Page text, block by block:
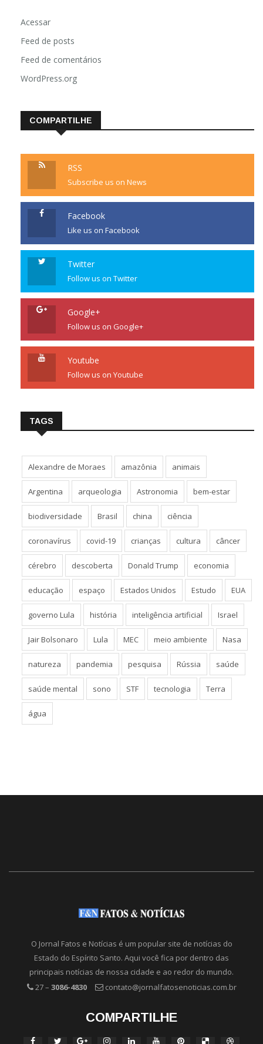
Acessar
Feed de posts
Feed de comentários
WordPress.org
COMPARTILHE
RSS
Subscribe us on News
Facebook
Like us on Facebook
Twitter
Follow us on Twitter
Google+
Follow us on Google+
Youtube
Follow us on Youtube
TAGS
Alexandre de Moraes amazônia animais
Argentina arqueologia Astronomia bem-estar
biodiversidade Brasil china ciência
coronavírus covid-19 crianças cultura câncer
cérebro descoberta Donald Trump economia
educação espaço Estados Unidos Estudo EUA
governo Lula história inteligência artificial Israel
Jair Bolsonaro Lula MEC meio ambiente Nasa
natureza pandemia pesquisa Rússia saúde
saúde mental sono STF tecnologia Terra
água
O Jornal Fatos e Notícias é um popular site de notícias do
Estado do Espírito Santo. Aqui você fica por dentro das
principais notícias de nossa cidade e ao redor do mundo.
27 – 3086-4830 contato@jornalfatosenoticias.com.br
COMPARTILHE